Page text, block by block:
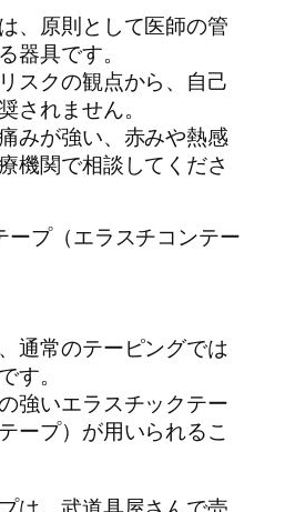
、原則として医師の管
器具です。
スクの観点から、自己
されません。
みが強い、赤みや熱感
機関で相談してくださ
ープ（エラスチコンテー
通常のテーピングでは
す。
強いエラスチックテー
ープ）が用いられるこ